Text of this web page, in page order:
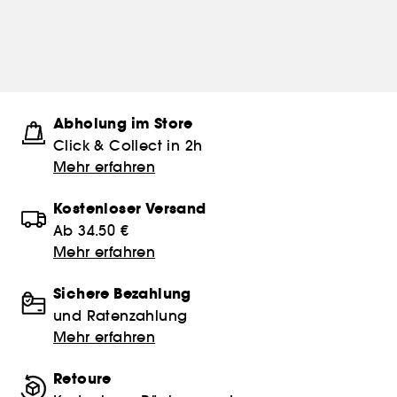
Abholung im Store
Click & Collect in 2h
Mehr erfahren
Kostenloser Versand
Ab 34.50 €
Mehr erfahren
Sichere Bezahlung
und Ratenzahlung
Mehr erfahren
Retoure